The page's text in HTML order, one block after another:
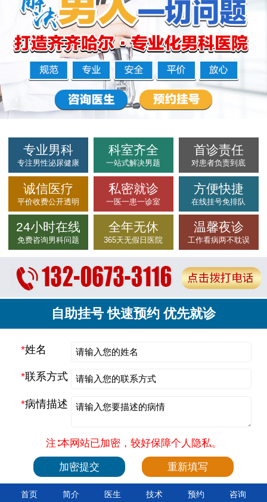
专业男科
专注男性泌尿健康
科室齐全
一站式解决男题
首诊责任
对患者负责到底
诚信医疗
平价收费公开透明
私密就诊
一医一患一诊室
方便快捷
在线挂号免排队
24小时在线
免费咨询男科问题
全年无休
365天无假日医院
温馨夜诊
工作看病两不耽误
自助挂号 快速预约 优先就诊
*姓名
*联系方式
*病情描述
注∶本网站已加密，较好保障个人隐私。
首页 简介 医生 技术 预约 咨询